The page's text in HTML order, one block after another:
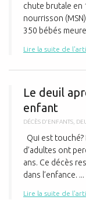
chute brutale en
nourrisson
350 bébés
Lire la suite de
Le deuil
enfant
DÉCÈS D'ENFANTS
Qui est touché?
d’adultes ont
ans. Ce décès
dans l’enfance. ...
Lire la suite de